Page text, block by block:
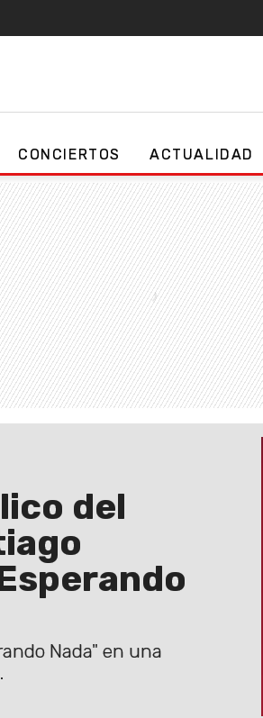
CONCIERTOS ACTUALIDAD
del
Nada" en una